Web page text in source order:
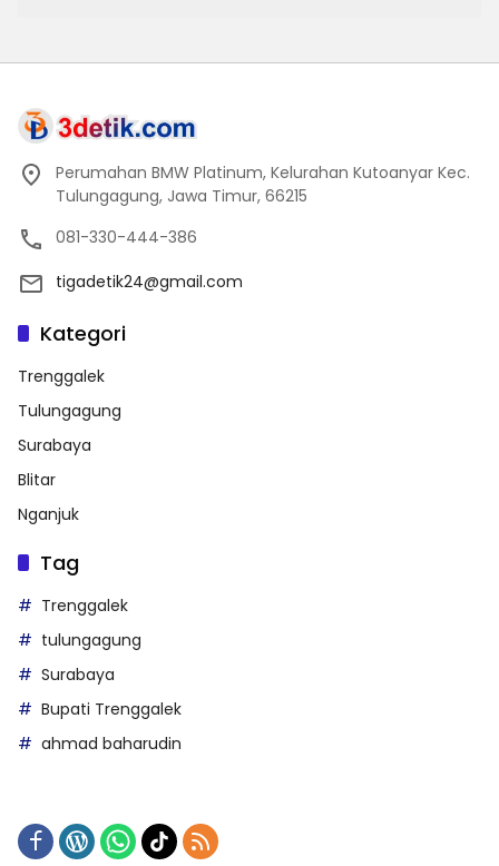
Perumahan BMW Platinum, Kelurahan Kutoanyar Kec.
Tulungagung, Jawa Timur, 66215
081-330-444-386
tigadetik24@gmail.com
Kategori
Trenggalek
Tulungagung
Surabaya
Blitar
Nganjuk
Tag
Trenggalek
tulungagung
Surabaya
Bupati Trenggalek
ahmad baharudin